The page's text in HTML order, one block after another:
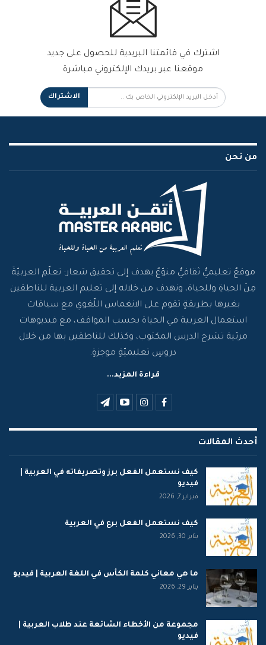
اشترك في قائمتنا البريدية للحصول على جديد
موقعنا عبر بريدك الإلكتروني مباشرة
الاشتراك
من نحن
موقعٌ تعليميٌّ ثقافيٌّ منوّعٌ يهدف إلى تحقيق شعار: تعلّمِ العربيّةَ
مِنَ الحياةِ وللحياة، ونهدف من خلاله إلى تعليم العربية للناطقين
بغيرها بطريقةٍ تقوم على الانغماس اللّغوي مع سياقات
استعمال العربية في الحياة بحسب المواقف، مع فيديوهات
مرئية تشرح الدرس المكتوب، وكذلك للناطقين بها من خلال
دروسٍ تعليميّةٍ موجزةٍ.
قراءة المزيد...
أحدث المقالات
كيف نستعمل الفعل برز وتصريفاته في العربية |
فيديو
فبراير 7, 2026
كيف نستعمل الفعل برع في العربية
يناير 30, 2026
ما هي معاني كلمة الكأس في اللغة العربية | فيديو
يناير 29, 2026
مجموعة من الأخطاء الشائعة عند طلاب العربية |
فيديو